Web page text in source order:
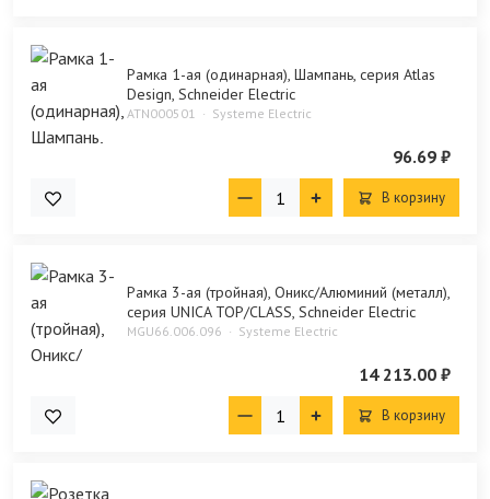
Рамка 1-ая (одинарная), Шампань, серия Atlas
Design, Schneider Electric
ATN000501 Systeme Electric
96.69 ₽
В корзину
Рамка 3-ая (тройная), Оникс/Алюминий (металл),
серия UNICA TOP/CLASS, Schneider Electric
MGU66.006.096 Systeme Electric
14 213.00 ₽
В корзину